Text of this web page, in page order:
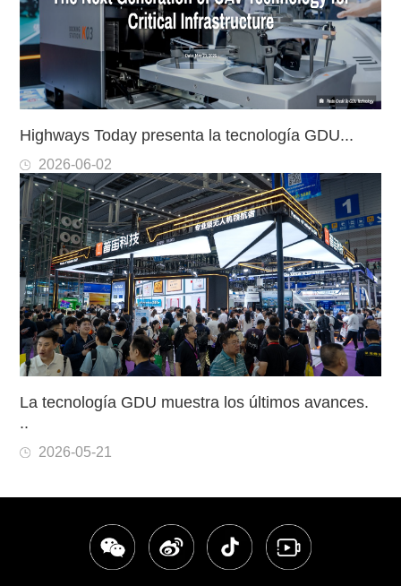
Highways Today presenta la tecnología GDU...
2026-06-02
La tecnología GDU muestra los últimos avances.
..
2026-05-21